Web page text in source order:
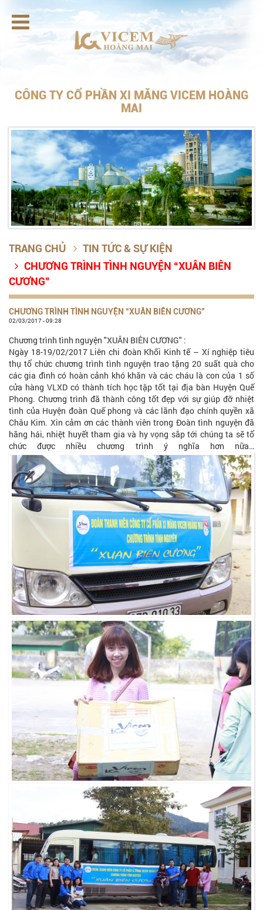

CÔNG TY CỔ PHẦN XI MĂNG VICEM HOÀNG
MAI
TRANG CHỦ  TIN TỨC & SỰ KIỆN
 CHƯƠNG TRÌNH TÌNH NGUYỆN “XUÂN BIÊN
CƯƠNG”
CHƯƠNG TRÌNH TÌNH NGUYỆN “XUÂN BIÊN CƯƠNG”
02/03/2017 - 09:28
Chương trình tình nguyện "XUÂN BIÊN CƯƠNG" :
Ngày 18-19/02/2017 Liên chi đoàn Khối Kinh tế – Xí nghiệp tiêu
thụ tổ chức chương trình tình nguyện trao tặng 20 suất quà cho
các gia đình có hoàn cảnh khó khăn và các cháu là con của 1 số
cửa hàng VLXD có thành tích học tập tốt tại địa bàn Huyện Quế
Phong. Chương trình đã thành công tốt đẹp với sự giúp đỡ nhiệt
tình của Huyện đoàn Quế phong và các lãnh đạo chính quyền xã
Châu Kim. Xin cảm ơn các thành viên trong Đoàn tình nguyện đã
hăng hái, nhiệt huyết tham gia và hy vọng sắp tới chúng ta sẽ tổ
chức được nhiều chương trình ý nghĩa hơn nữa…